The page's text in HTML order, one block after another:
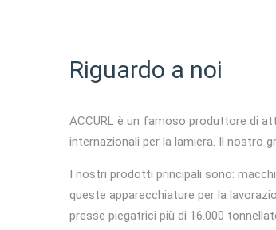
Riguardo a noi
ACCURL è un famoso produttore di
internazionali per la lamiera. Il nostro
I nostri prodotti principali sono:
queste apparecchiature per la
presse piegatrici più di 16.000